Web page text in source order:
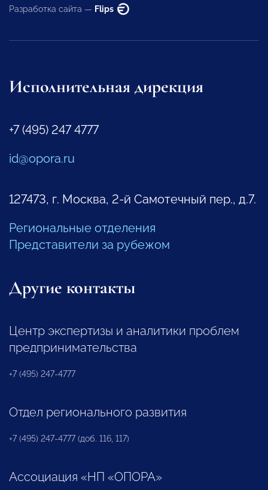
Разработка сайта — Flips
Исполнительная дирекция
+7 (495) 247 4777
id@opora.ru
127473, г. Москва, 2-й Самотечный пер., д.7.
Региональные отделения
Представители за рубежом
Другие контакты
Центр экспертизы и аналитики проблем
предпринимательства
+7 (495) 247-4777
Отдел регионального развития
+7 (495) 247-4777 (доб. 116, 117)
Ассоциация «НП «ОПОРА»